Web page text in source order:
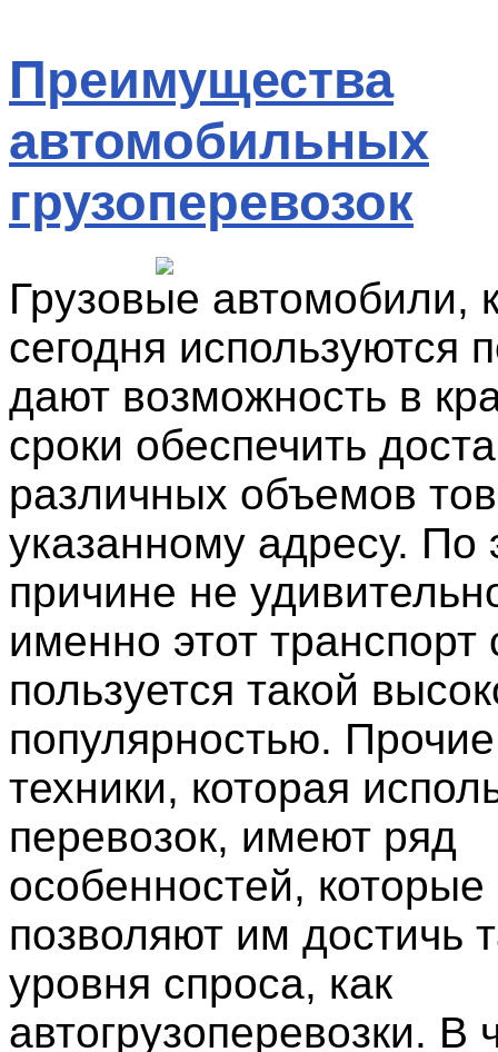
Преимущества
автомобильных
грузоперевозок
Грузовые автомобили,
сегодня используются
дают возможность в
сроки обеспечить
различных объемов
указанному адресу. По
причине не
именно этот транспорт
пользуется такой
популярностью.
техники, которая
перевозок, имеют ряд
особенностей, которые
позволяют им достичь
уровня спроса, как
автогрузоперевозки. В